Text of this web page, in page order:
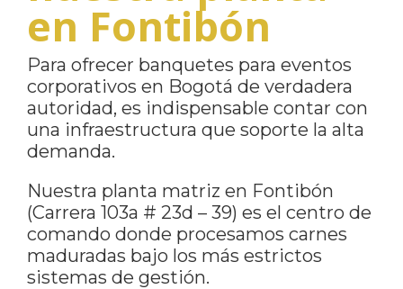
en Fontibón
Para ofrecer banquetes para eventos
corporativos en Bogotá de verdadera
autoridad, es indispensable contar con
una infraestructura que soporte la alta
demanda.
Nuestra planta matriz en Fontibón
(Carrera 103a # 23d – 39) es el centro de
comando donde procesamos carnes
maduradas bajo los más estrictos
sistemas de gestión.